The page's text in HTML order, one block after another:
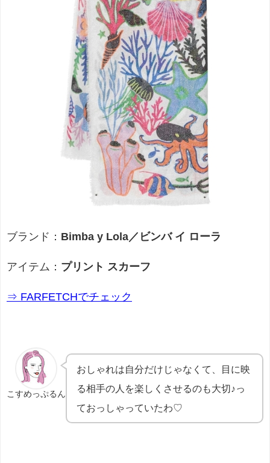
ブランド： Bimba y Lola／ビンバ イ ローラ
アイテム： プリント スカーフ
⇒ FARFETCHでチェック
こすめっぷるん
おしゃれは自分だけじゃなくて、目に映
る相手の人を楽しくさせるのも大切♪っ
ておっしゃっていたわ♡